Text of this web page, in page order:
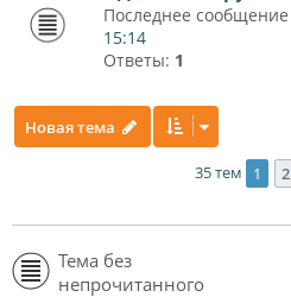
Последнее сообщение
15:14
Ответы: 1
Новая тема
35 тем 1 2
Тема без
непрочитанного